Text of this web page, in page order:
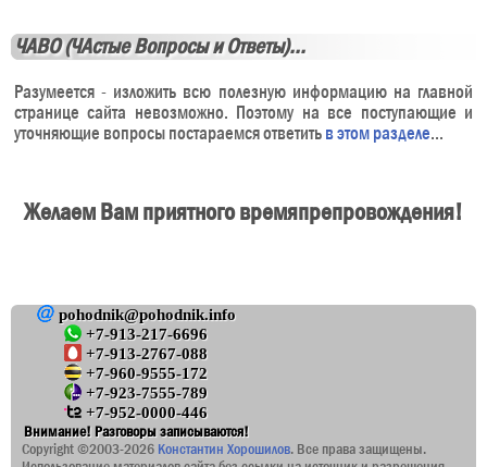
ЧАВО (ЧАстые Вопросы и Ответы)...
Разумеется - изложить всю полезную информацию на главной
странице сайта невозможно. Поэтому на все поступающие и
уточняющие вопросы постараемся ответитьв этом разделе...
Желаем Вам приятного времяпрепровождения!
pohodnik@pohodnik.info
+7-913-217-6696
+7-913-2767-088
+7-960-9555-172
+7-923-7555-789
+7-952-0000-446
Внимание! Разговоры записываются!
Copyright ©2003-2026 Константин Хорошилов. Все права защищены.